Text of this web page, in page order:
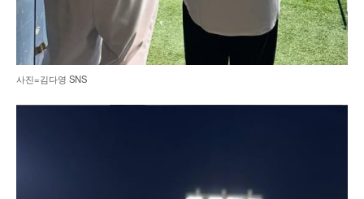
사진=김다영 SNS